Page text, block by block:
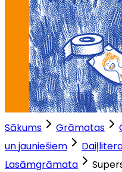
Sākums Grāmatas
un jauniešiem
Lasāmgrāmata